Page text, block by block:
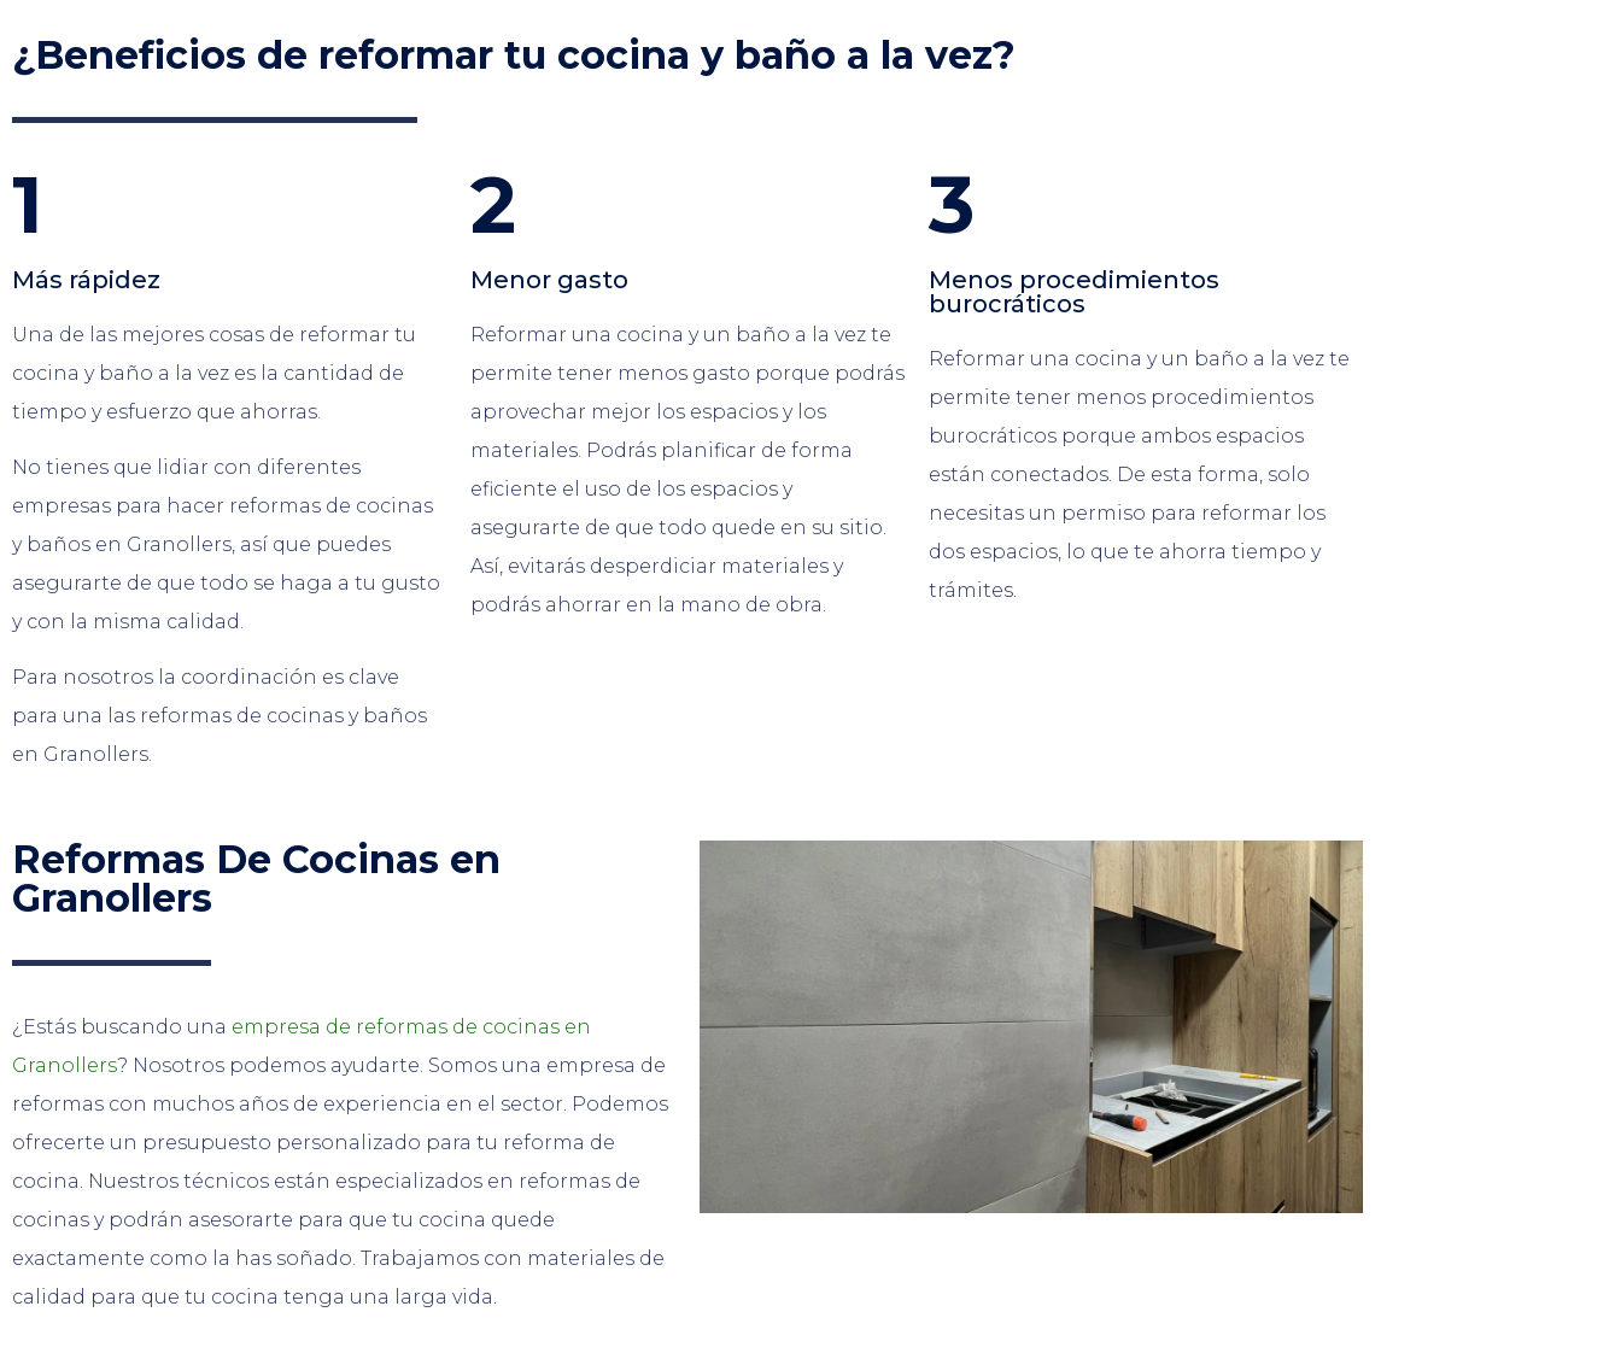
¿Beneficios de reformar tu cocina y baño a la vez?
1
Más rápidez
Una de las mejores cosas de reformar tu
cocina y baño a la vez es la cantidad de
tiempo y esfuerzo que ahorras.
No tienes que lidiar con diferentes
empresas para hacer reformas de cocinas
y baños en Granollers, así que puedes
asegurarte de que todo se haga a tu gusto
y con la misma calidad.
Para nosotros la coordinación es clave
para una las reformas de cocinas y baños
en Granollers.
2
Menor gasto
Reformar una cocina y un baño a la vez te
permite tener menos gasto porque podrás
aprovechar mejor los espacios y los
materiales. Podrás planificar de forma
eficiente el uso de los espacios y
asegurarte de que todo quede en su sitio.
Así, evitarás desperdiciar materiales y
podrás ahorrar en la mano de obra.
3
Menos procedimientos
burocráticos
Reformar una cocina y un baño a la vez te
permite tener menos procedimientos
burocráticos porque ambos espacios
están conectados. De esta forma, solo
necesitas un permiso para reformar los
dos espacios, lo que te ahorra tiempo y
trámites.
Reformas De Cocinas en
Granollers
¿Estás buscando una empresa de reformas de cocinas en
Granollers? Nosotros podemos ayudarte. Somos una empresa de
reformas con muchos años de experiencia en el sector. Podemos
ofrecerte un presupuesto personalizado para tu reforma de
cocina. Nuestros técnicos están especializados en reformas de
cocinas y podrán asesorarte para que tu cocina quede
exactamente como la has soñado. Trabajamos con materiales de
calidad para que tu cocina tenga una larga vida.